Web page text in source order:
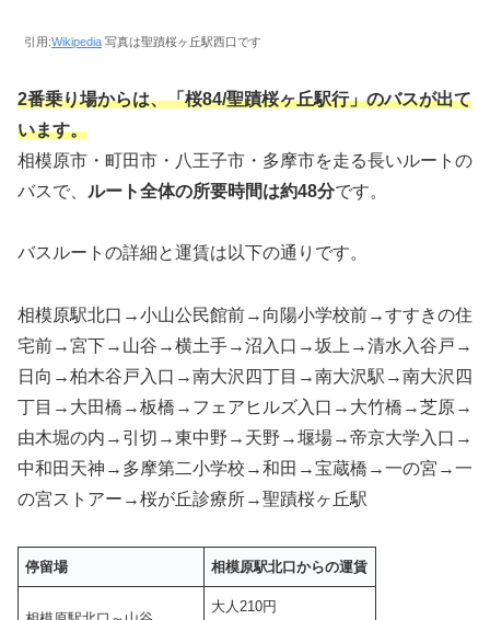
引用:Wikipedia 写真は聖蹟桜ヶ丘駅西口です
2番乗り場からは、「桜84/聖蹟桜ヶ丘駅行」のバスが出て
います。
相模原市・町田市・八王子市・多摩市を走る長いルートの
バスで、 ルート全体の所要時間は約48分です。
バスルートの詳細と運賃は以下の通りです。
相模原駅北口→小山公民館前→向陽小学校前→すすきの住
宅前→宮下→山谷→横土手→沼入口→坂上→清水入谷戸→
日向→柏木谷戸入口→南大沢四丁目→南大沢駅→南大沢四
丁目→大田橋→板橋→フェアヒルズ入口→大竹橋→芝原→
由木堀の内→引切→東中野→天野→堰場→帝京大学入口→
中和田天神→多摩第二小学校→和田→宝蔵橋→一の宮→一
の宮ストアー→桜が丘診療所→聖蹟桜ヶ丘駅
停留場 相模原駅北口からの運賃
大人210円